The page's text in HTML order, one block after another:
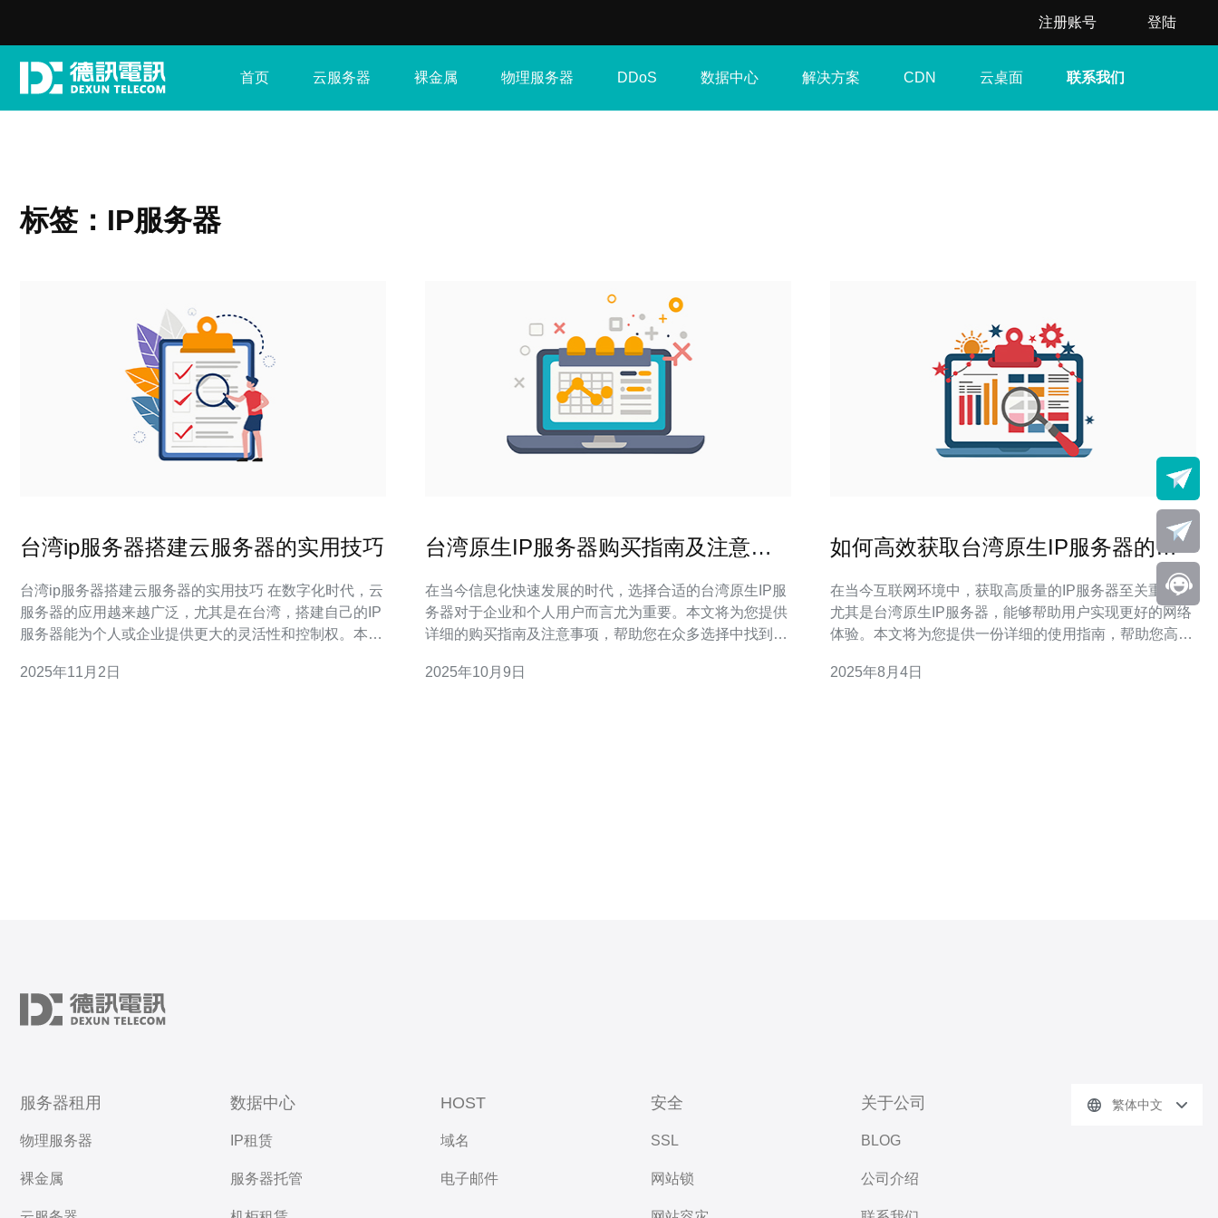
注册账号 登陆
首页 云服务器 裸金属 物理服务器 DDoS 数据中心 解决方案 CDN 云桌面 联系我们
标签：IP服务器
台湾ip服务器搭建云服务器的实用技巧
台湾ip服务器搭建云服务器的实用技巧 在数字化时代，云
服务器的应用越来越广泛，尤其是在台湾，搭建自己的IP
服务器能为个人或企业提供更大的灵活性和控制权。本文
能顺利完成这一过程。 1. 确定需求和选择云服务提供商
2025年11月2日
台湾原生IP服务器购买指南及注意事
在当今信息化快速发展的时代，选择合适的台湾原生IP服
务器对于企业和个人用户而言尤为重要。本文将为您提供
详细的购买指南及注意事项，帮助您在众多选择中找到最
台湾原生IP服务器是指在台湾本地拥有独立IP地址的服务
2025年10月9日
如何高效获取台湾原生IP服务器的使
在当今互联网环境中，获取高质量的IP服务器至关重要，
尤其是台湾原生IP服务器，能够帮助用户实现更好的网络
体验。本文将为您提供一份详细的使用指南，帮助您高效
务器的详细步骤： 1. 确定需求 在开始之前，首先要明确
2025年8月4日
服务器租用
物理服务器
裸金属
数据中心
IP租赁
服务器托管
HOST
域名
电子邮件
安全
SSL
网站锁
关于公司
BLOG
公司介绍
繁体中文